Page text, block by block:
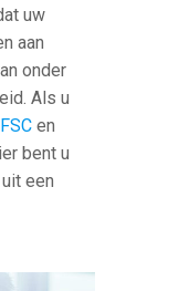
uw
aan
onder
Als u
FSC en
bent u
een